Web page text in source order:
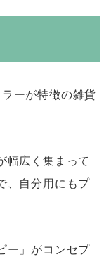
ーが特徴の雑貨
幅広く集まって
、自分用にもプ
ー」がコンセプ